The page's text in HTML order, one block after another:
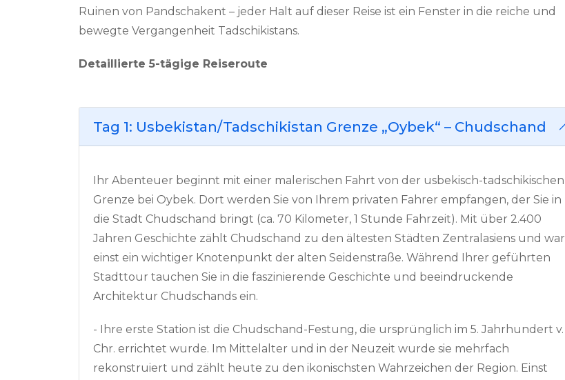
Ruinen von Pandschakent – jeder Halt auf dieser Reise ist ein Fenster in die reiche und
bewegte Vergangenheit Tadschikistans.
Detaillierte 5-tägige Reiseroute
Tag 1: Usbekistan/Tadschikistan Grenze „Oybek“ – Chudschand
Ihr Abenteuer beginnt mit einer malerischen Fahrt von der usbekisch-tadschikischen
Grenze bei Oybek. Dort werden Sie von Ihrem privaten Fahrer empfangen, der Sie in
die Stadt Chudschand bringt (ca. 70 Kilometer, 1 Stunde Fahrzeit). Mit über 2.400
Jahren Geschichte zählt Chudschand zu den ältesten Städten Zentralasiens und war
einst ein wichtiger Knotenpunkt der alten Seidenstraße. Während Ihrer geführten
Stadttour tauchen Sie in die faszinierende Geschichte und beeindruckende
Architektur Chudschands ein.
- Ihre erste Station ist die Chudschand-Festung, die ursprünglich im 5. Jahrhundert v.
Chr. errichtet wurde. Im Mittelalter und in der Neuzeit wurde sie mehrfach
rekonstruiert und zählt heute zu den ikonischsten Wahrzeichen der Region. Einst